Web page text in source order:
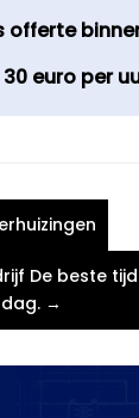
offerte
euro per
De beste
→